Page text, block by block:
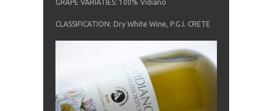
GRAPE VARIATIES: 100% Vidiano
CLASSIFICATION: Dry White Wine, P.G.I. CRETE